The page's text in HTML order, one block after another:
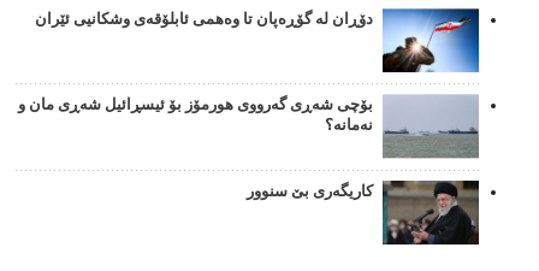
دۆڕان لە گۆڕەپان تا وەهمی ئابلۆقەی وشکانیی ئێران
بۆچی شەڕی گەرووی هورمۆز بۆ ئیسڕائیل شەڕی مان و
نەمانە؟
کاریگەری بێ سنوور